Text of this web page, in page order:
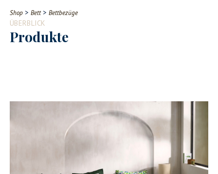
Contact
Shop > Bett> Bettbezüge
ÜBERBLICK
Produkte